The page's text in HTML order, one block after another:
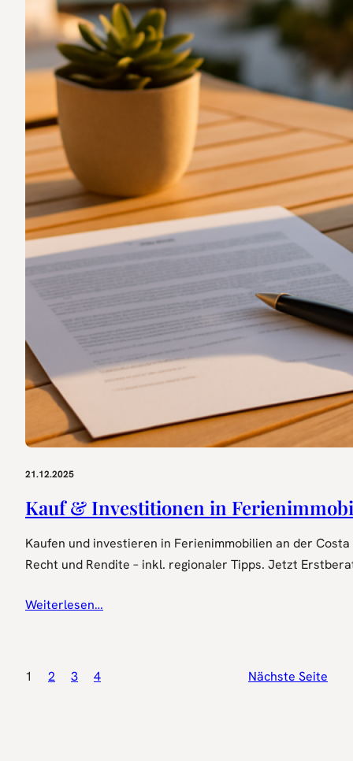
21.12.2025
Kauf & Investitionen in
Kaufen und investieren in Ferienimmobilien an der
Recht und Rendite – inkl. regionaler Tipps. Jetzt
Weiterlesen…
1 2 3 4 Nächste Seite